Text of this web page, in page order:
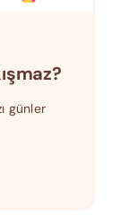
günler